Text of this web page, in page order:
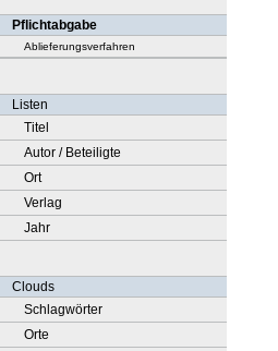
Pflichtabgabe
Ablieferungsverfahren
Listen
Titel
Autor / Beteiligte
Ort
Verlag
Jahr
Clouds
Schlagwörter
Orte